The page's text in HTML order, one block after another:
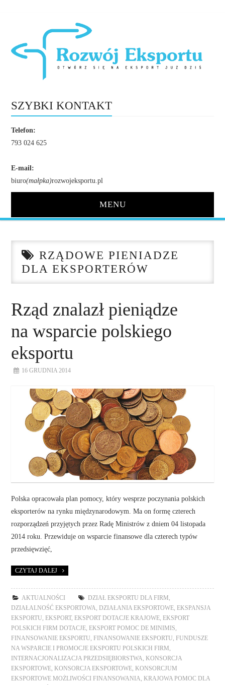
SZYBKI KONTAKT
Telefon:
793 024 625
E-mail:
biuro(małpka)rozwojeksportu.pl
MENU
O NAS
DORADZTWO
PLAN ROZWOJU EKSPORTU
PROEXIO
KONTAKT
RZĄDOWE PIENIADZE
DLA EKSPORTERÓW
Rząd znalazł pieniądze
na wsparcie polskiego
eksportu
16 GRUDNIA 2014
Polska opracowała plan pomocy, który wesprze poczynania polskich
eksporterów na rynku międzynarodowym. Ma on formę czterech
rozporządzeń przyjętych przez Radę Ministrów z dniem 04 listopada
2014 roku. Przewiduje on wsparcie finansowe dla czterech typów
przedsięwzięć,
CZYTAJ DALEJ
AKTUALNOŚCI DZIAŁ EKSPORTU DLA FIRM
DZIAŁALNOŚĆ EKSPORTOWA
DZIAŁANIA EKSPORTOWE
EKSPANSJA
EKSPORTU
EKSPORT, EKSPORT DOTACJE KRAJOWE
EKSPORT
POLSKICH FIRM DOTACJE
EKSPORT POMOC DE MINIMIS
FINANSOWANIE EKSPORTU
FINANSOWANIE EKSPORTU
FUNDUSZE
NA WSPARCIE I PROMOCJE EKSPORTU POLSKICH FIRM
INTERNACJONALIZACJA PRZEDSIĘBIORSTWA
KONSORCJA
EKSPORTOWE
KONSORCJA EKSPORTOWE
KONSORCJUM
EKSPORTOWE MOŻLIWOŚCI FINANSOWANIA
KRAJOWA POMOC DLA